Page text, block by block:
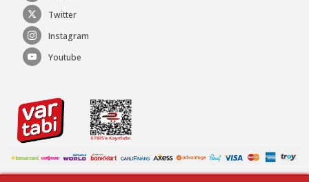
Twitter
Instagram
Youtube